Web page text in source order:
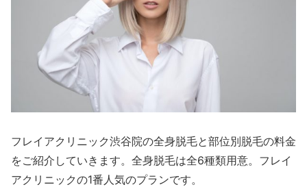
フレイアクリニック渋谷院の全身脱毛と部位別脱毛の料金
をご紹介していきます。全身脱毛は全6種類用意。フレイ
アクリニックの1番人気のプランです。